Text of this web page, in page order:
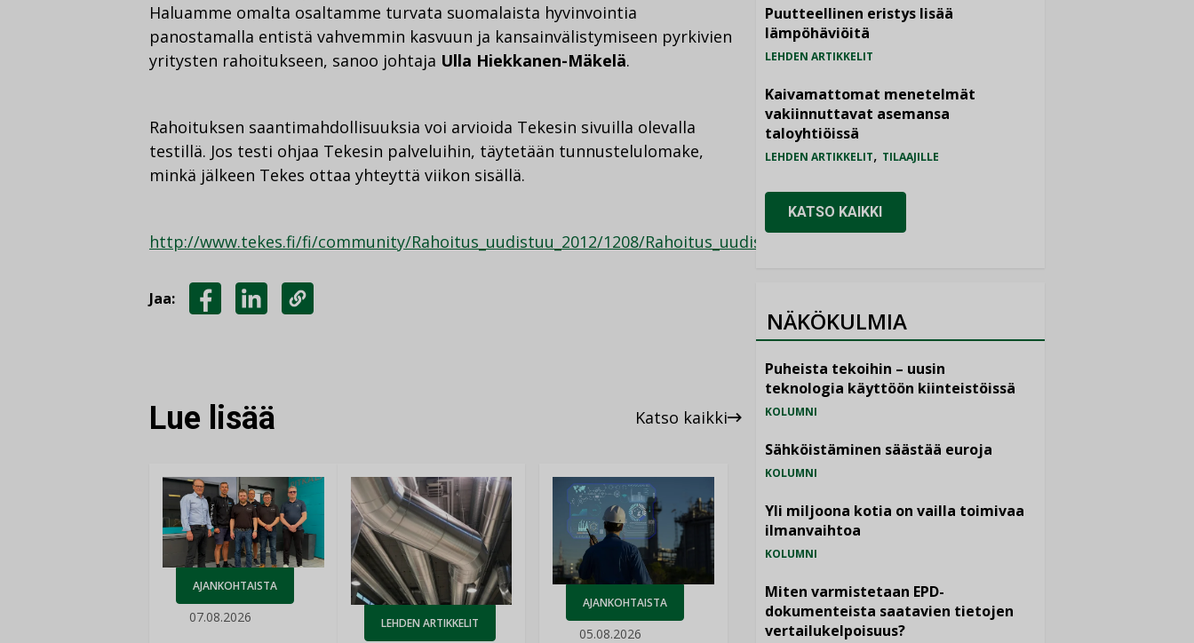
Haluamme omalta osaltamme turvata suomalaista hyvinvointia
panostamalla entistä vahvemmin kasvuun ja kansainvälistymiseen pyrkivien
yritysten rahoitukseen, sanoo johtaja Ulla Hiekkanen-Mäkelä.
Rahoituksen saantimahdollisuuksia voi arvioida Tekesin sivuilla olevalla
testillä. Jos testi ohjaa Tekesin palveluihin, täytetään tunnustelulomake,
minkä jälkeen Tekes ottaa yhteyttä viikon sisällä.
http://www.tekes.fi/fi/community/Rahoitus_uudistuu_2012/1208/Rahoitus_uudistuu_2012/2650
Jaa:
Lue lisää Katso kaikki
AJANKOHTAISTA
07.08.2026 LEHDEN ARTIKKELIT
AJANKOHTAISTA
05.08.2026
Puutteellinen eristys lisää
lämpöhäviöitä
LEHDEN ARTIKKELIT
Kaivamattomat menetelmät
vakiinnuttavat asemansa
taloyhtiöissä
LEHDEN ARTIKKELIT, TILAAJILLE
KATSO KAIKKI
NÄKÖKULMIA
Puheista tekoihin – uusin
teknologia käyttöön kiinteistöissä
KOLUMNI
Sähköistäminen säästää euroja
KOLUMNI
Yli miljoona kotia on vailla toimivaa
ilmanvaihtoa
KOLUMNI
Miten varmistetaan EPD-
dokumenteista saatavien tietojen
vertailukelpoisuus?